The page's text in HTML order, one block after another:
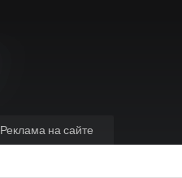
Реклама на сайте